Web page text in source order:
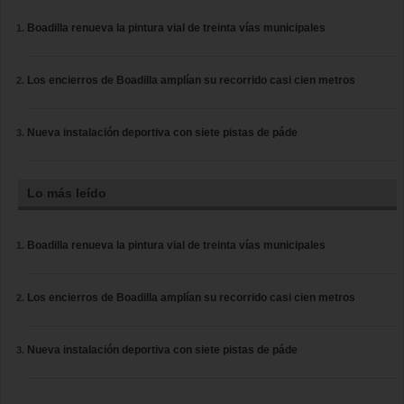
Boadilla renueva la pintura vial de treinta vías municipales
Los encierros de Boadilla amplían su recorrido casi cien metros
Nueva instalación deportiva con siete pistas de páde
Lo más leído
Boadilla renueva la pintura vial de treinta vías municipales
Los encierros de Boadilla amplían su recorrido casi cien metros
Nueva instalación deportiva con siete pistas de páde